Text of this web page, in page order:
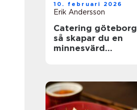
10. februari 2026
Erik Andersson
Catering göteborg
så skapar du en
minnesvärd